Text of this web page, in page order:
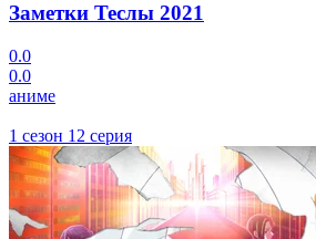
Заметки Теслы 2021
0.0
0.0
аниме
1 сезон 12 серия